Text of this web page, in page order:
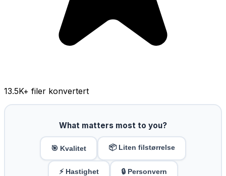
13.5K+ filer konvertert
What matters most to you?
🎯 Kvalitet 📦 Liten filstørrelse
⚡ Hastighet 🔒 Personvern